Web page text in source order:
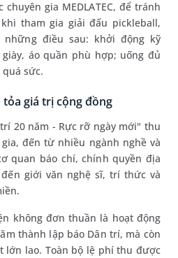
gia MEDLATEC, để tránh
tham gia giải đấu pickleball,
những điều sau: khởi động kỹ
áo quần phù hợp; uống đủ
sức.
tỏa giá trị cộng đồng
20 năm - Rực rỡ ngày mới" thu
đến từ nhiều ngành nghề và
quan báo chí, chính quyền địa
giới văn nghệ sĩ, trí thức và
không đơn thuần là hoạt động
thành lập báo Dân trí, mà còn
lớn lao. Toàn bộ lệ phí thu được